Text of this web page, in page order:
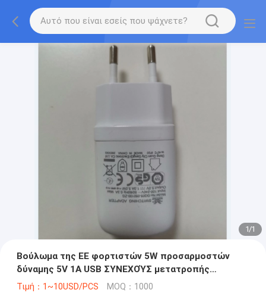
1/1
Βούλωμα της ΕΕ φορτιστών 5W προσαρμοστών
δύναμης 5V 1A USB ΣΥΝΕΧΟΎΣ μετατροπής
εναλλασσόμενου ρεύματος για το λαμπτήρα των
Τιμή：1~10USD/PCS MOQ：1000